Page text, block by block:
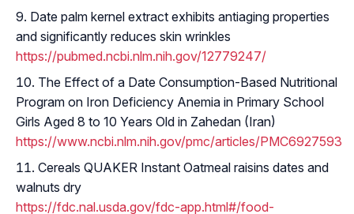
Date palm kernel extract exhibits antiaging properties
and significantly reduces skin wrinkles
https://pubmed.ncbi.nlm.nih.gov/12779247/
The Effect of a Date Consumption-Based Nutritional
Program on Iron Deficiency Anemia in Primary School
Girls Aged 8 to 10 Years Old in Zahedan (Iran)
https://www.ncbi.nlm.nih.gov/pmc/articles/PMC6927593/
Cereals QUAKER Instant Oatmeal raisins dates and
walnuts dry
https://fdc.nal.usda.gov/fdc-app.html#/food-